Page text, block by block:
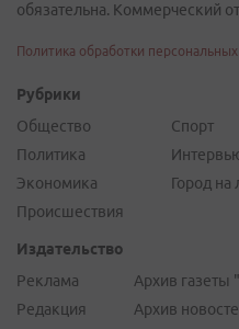
обязательна. Коммерческий
Политика обработки
Рубрики
Общество
Политика
Экономика
Происшествия
Спорт
Город на
Издательство
Реклама
Редакция
Архив газеты
Архив